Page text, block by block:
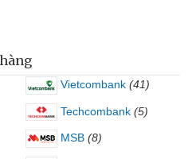
Vietcombank (41)
Techcombank (5)
MSB (8)